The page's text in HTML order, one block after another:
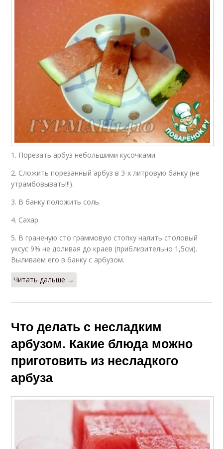
1. Порезать арбуз небольшими кусочками.
2. Сложить порезанный арбуз в 3-х литровую банку (не
утрамбовывать!!!).
3. В банку положить соль.
4. Сахар.
5. В граненую сто граммовую стопку налить столовый
уксус 9% не доливая до краев (приблизительно 1,5см).
Выливаем его в банку с арбузом.
Читать дальше →
Что делать с несладким
арбузом. Какие блюда можно
приготовить из несладкого
арбуза